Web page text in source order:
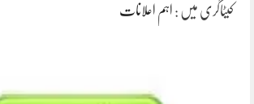
کیٹاگری میں : اہم اعلانات